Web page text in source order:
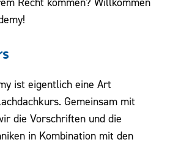
ist eigentlich eine Art
Gemeinsam mit
die Vorschriften und die
in Kombination mit den